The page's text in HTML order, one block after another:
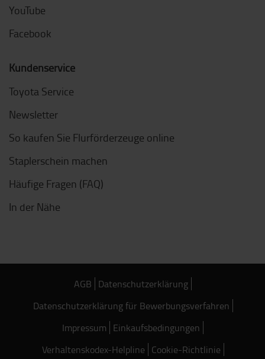
YouTube
Facebook
Kundenservice
Toyota Service
Newsletter
So kaufen Sie Flurförderzeuge online
Staplerschein machen
Häufige Fragen (FAQ)
In der Nähe
AGB Datenschutzerklärung
Datenschutzerklärung für Bewerbungsverfahren
Impressum Einkaufsbedingungen
Verhaltenskodex-Helpline Cookie-Richtlinie